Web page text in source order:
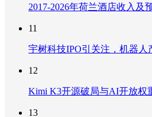
2017-2026年荷兰酒店收入
11
宇树科技IPO引关注，机器
12
Kimi K3开源破局与AI开放权
13